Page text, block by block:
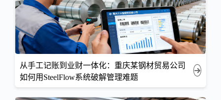
从手工记账到业财一体化：重庆某钢材贸易公司
如何用SteelFlow系统破解管理难题